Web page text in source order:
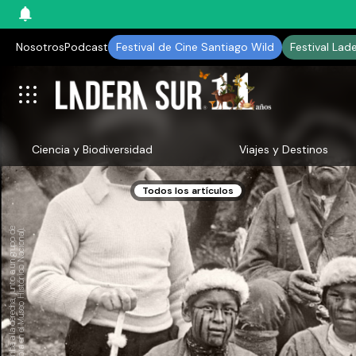
NosotrosPodcast Festival de Cine Santiago Wild Festival
Ciencia y Biodiversidad Viajes y Destinos
Todos los artículos